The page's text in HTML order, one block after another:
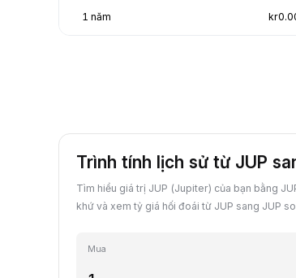
1 năm
Trình tính lịch sử từ JUP
Tìm hiểu giá trị JUP (Jupiter) của bạn bằng
khứ và xem tỷ giá hối đoái từ JUP sang JUP
Mua